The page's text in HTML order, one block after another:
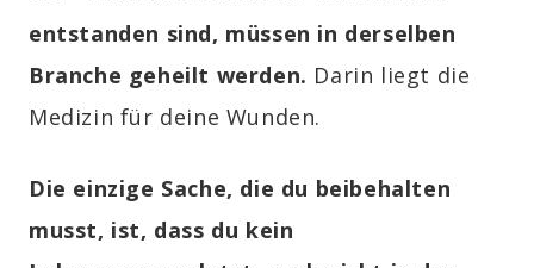
entstanden sind, müssen in derselben
Branche geheilt werden. Darin liegt die
Medizin für deine Wunden.
Die einzige Sache, die du beibehalten
musst, ist, dass du kein